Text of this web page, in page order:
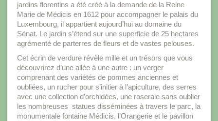
jardins florentins a été créé à la demande de la Reine
Marie de Médicis en 1612 pour accompagner le palais du
Luxembourg, il appartient aujourd’hui au domaine du
Sénat. Le jardin s’étend sur une superficie de 25 hectares
agrémenté de parterres de fleurs et de vastes pelouses.
Cet écrin de verdure révèle mille et un trésors que vous
découvrirez d’une allée à une autre : un verger
comprenant des variétés de pommes anciennes et
oubliées, un rucher pour s’initier à l’apiculture, des serres
avec une collection d’orchidées, une roseraie sans oublier
les nombreuses statues disséminées à travers le parc, la
monumentale fontaine Médicis, l’Orangerie et le pavillon